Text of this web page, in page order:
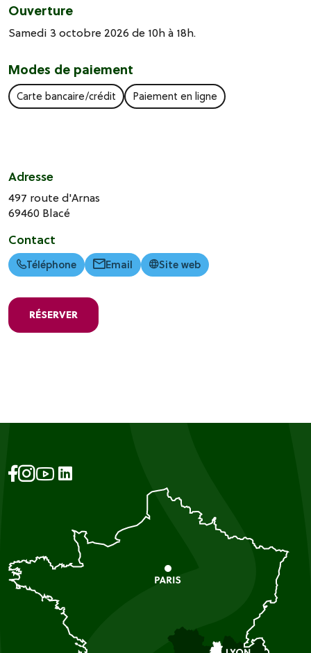
Ouverture
Samedi 3 octobre 2026 de 10h à 18h.
Modes de paiement
Carte bancaire/crédit Paiement en ligne
Adresse
497 route d'Arnas
69460 Blacé
Contact
Téléphone Email Site web
RÉSERVER